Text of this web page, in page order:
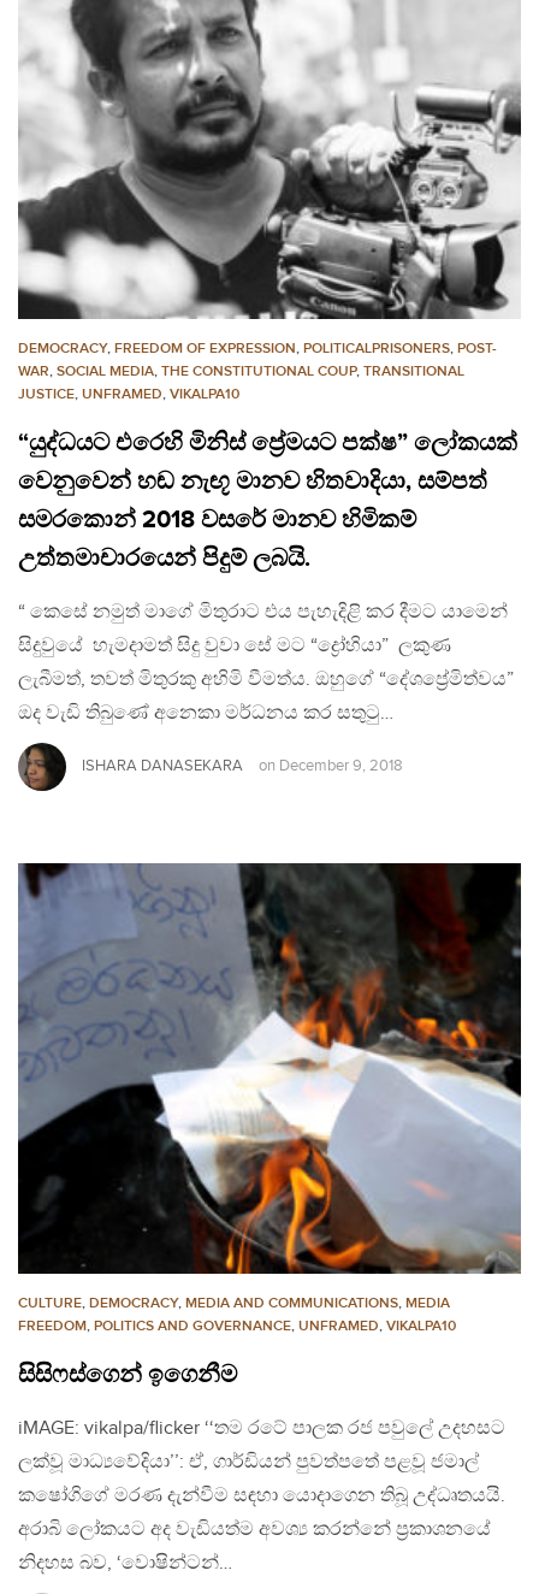
DEMOCRACY, FREEDOM OF EXPRESSION, POLITICALPRISONERS, POST-
WAR, SOCIAL MEDIA, THE CONSTITUTIONAL COUP, TRANSITIONAL
JUSTICE, UNFRAMED, VIKALPA10
“යුද්ධයට එරෙහි මිනිස් ප්‍රේමයට පක්ෂ” ලෝකයක්
වෙනුවෙන් හඬ නැඟූ මානව හිතවාදියා, සම්පත්
සමරකොන් 2018 වසරේ මානව හිමිකම්
උත්තමාචාරයෙන් පිදුම් ලබයි.
“ කෙසේ නමුත් මාගේ මිතුරාට එය පැහැදිළි කර දීමට යාමෙන්
සිදුවුයේ හැමදාමත් සිදු වුවා සේ මට “ද්‍රෝහියා” ලකුණ
ලැබීමත්, තවත් මිතුරකු අහිමි වීමත්ය. ඔහුගේ “දේශප්‍රේමිත්වය”
ඔද වැඩි තිබුණේ අනෙකා මර්ධනය කර සතුටු…
ISHARA DANASEKARA on December 9, 2018
CULTURE, DEMOCRACY, MEDIA AND COMMUNICATIONS, MEDIA
FREEDOM, POLITICS AND GOVERNANCE, UNFRAMED, VIKALPA10
සිසිෆස්ගෙන් ඉගෙනීම
iMAGE: vikalpa/flicker ‘‘තම රටේ පාලක රජ පවුලේ උදහසට
ලක්වූ මාධ්‍යවේදියා’’: ඒ, ගාර්ඩියන් පුවත්පතේ පළවූ ජමාල්
කෂෝගිගේ මරණ දැන්වීම සඳහා යොදාගෙන තිබූ උද්ධෘතයයි.
අරාබි ලෝකයට අද වැඩියත්ම අවශ්‍ය කරන්නේ ප‍්‍රකාශනයේ
නිදහස බව, ‘වොෂින්ටන්…